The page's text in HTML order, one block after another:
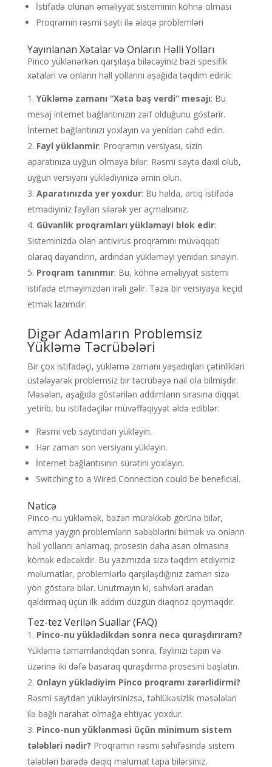
İstifadə olunan əməliyyat sisteminin köhnə olması
Proqramın rəsmi saytı ilə əlaqə problemləri
Yayınlanan Xətalar və Onların Həlli Yolları
Pinco yüklənərkən qarşılaşa biləcəyiniz bəzi spesifik
xətaları və onların həll yollarını aşağıda təqdim edirik:
Yükləmə zamanı “Xəta baş verdi” mesajı: Bu
mesaj internet bağlantınızın zəif olduğunu göstərir.
İnternet bağlantınızı yoxlayın və yenidən cəhd edin.
Fayl yüklənmir: Proqramın versiyası, sizin
aparatınıza uyğun olmaya bilər. Rəsmi sayta daxil olub,
uyğun versiyanı yüklədiyinizə əmin olun.
Aparatınızda yer yoxdur: Bu halda, artıq istifadə
etmədiyiniz faylları silərək yer açmalısınız.
Güvənlik proqramları yükləməyi blok edir:
Sisteminizdə olan antivirus proqramını müvəqqəti
olaraq dayandırın, ardından yükləməyi yenidən sınayın.
Proqram tanınmır: Bu, köhnə əməliyyat sistemi
istifadə etməyinizdən irəli gəlir. Təzə bir versiyaya keçid
etmək lazımdır.
Digər Adamların Problemsiz
Yükləmə Təcrübələri
Bir çox istifadəçi, yükləmə zamanı yaşadıqları çətinlikləri
üstələyərək problemsiz bir təcrübəyə nail ola bilmişdir.
Məsələn, aşağıda göstərilən addımların sırasına diqqət
yetirib, bu istifadəçilər müvəffəqiyyət əldə ediblər:
Rəsmi veb saytından yükləyin.
Hər zaman son versiyanı yükləyin.
İnternet bağlantısının sürətini yoxlayın.
Switching to a Wired Connection could be beneficial.
Nəticə
Pinco-nu yükləmək, bəzən mürəkkəb görünə bilər,
amma yaygın problemlərin səbəblərini bilmək və onların
həll yollarını anlamaq, prosesin daha asan olmasına
kömək edəcəkdir. Bu yazımızda sizə təqdim etdiyimiz
məlumatlar, problemlərlə qarşılaşdığınız zaman sizə
yön göstərə bilər. Unutmayın ki, səhvləri aradan
qaldırmaq üçün ilk addım düzgün diaqnoz qoymaqdır.
Tez-tez Verilən Suallar (FAQ)
Pinco-nu yüklədikdən sonra necə quraşdırıram?
Yükləmə tamamlandıqdan sonra, faylınızı tapın və
üzərinə iki dəfə basaraq quraşdırma prosesini başlatın.
Onlayn yüklədiyim Pinco proqramı zərərlidirmi?
Rəsmi saytdan yükləyirsinizsə, təhlükəsizlik məsələləri
ilə bağlı narahat olmağa ehtiyac yoxdur.
Pinco-nun yüklənməsi üçün minimum sistem
tələbləri nədir? Proqramın rəsmi səhifəsində sistem
tələbləri barədə dəqiq məlumat tapa bilərsiniz.